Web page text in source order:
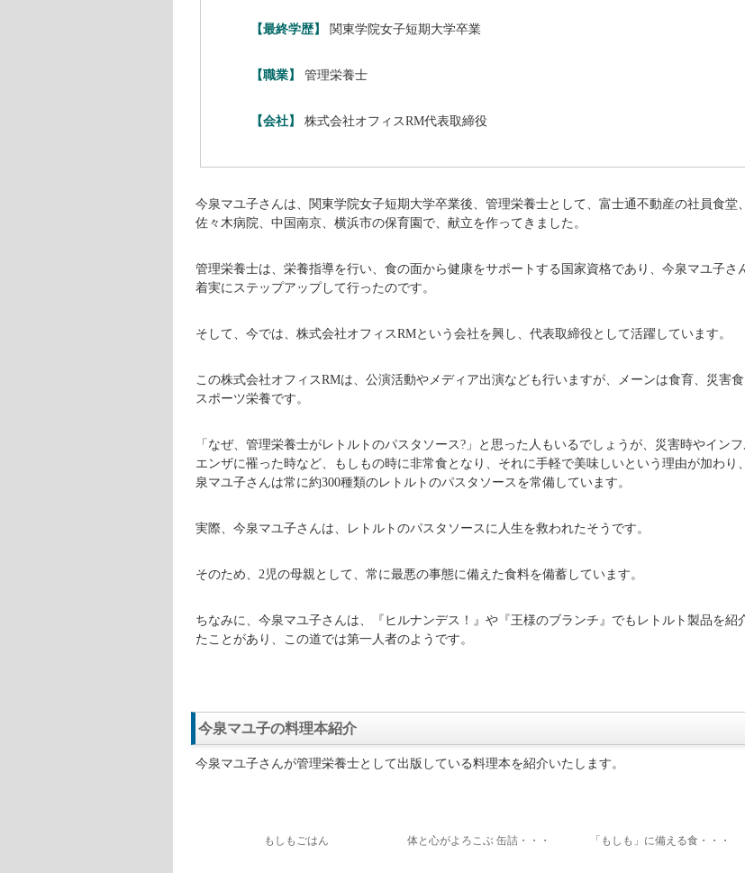
今泉マユ子ってどんな人?
【出身地】徳島県徳島市生まれ、神奈川県鎌倉市育ち
【会社】株式会社オフィスRM代表取締役
今泉マユ子さんは、関東学院女子短期大学卒業後、管理栄養士として、富士通不動産の社員食堂、
佐々木病院、中国南京、横浜市の保育園で、献立を作ってきました。